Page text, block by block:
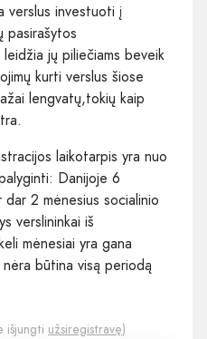
verslus investuoti į
pasirašytos
jų piliečiams beveik
kurti verslus šiose
lengvatų,tokių kaip
laikotarpis yra nuo
Danijoje 6
2 mėnesius socialinio
verslininkai iš
mėnesiai yra gana
būtina visą periodą
išjungti užsiregistravę)